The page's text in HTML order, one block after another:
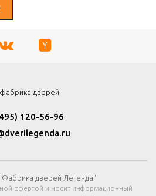
120-56-96
дверей Легенда"
офертой и носит информационный